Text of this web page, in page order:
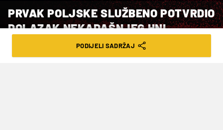
PRVAK POLJSKE SLUŽBENO POTVRDIO
DOLAZAK NEKADAŠNJEG HNL
PODIJELI SADRŽAJ